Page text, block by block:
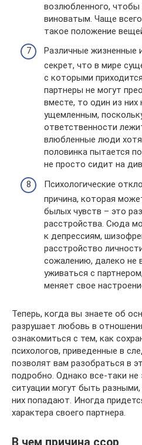
возлюбленного, чтобы
виноватым. Чаще
такое положение
Различные жизненные
секрет, что в мире
с которыми
партнеры не могут
вместе, то один из них
ущемленным,
ответственности
влюбленные люди
половинка пытается
не просто сидит на
Психологические
причина, которая
былых чувств – это
расстройства. Сюда
к депрессиям,
расстройство
сожалению, далеко не
уживаться с
меняет свое
Теперь, когда вы знаете об
разрушает любовь в
ознакомиться с тем, как
психологов, приведенные в
позволят вам разобраться в
подробно. Однако все-таки
ситуации могут быть
них попадают. Иногда
характера своего партнера.
В чем причина ссор